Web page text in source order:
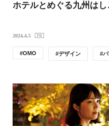
ホテルとめぐる九州は
2024.4.5
OMO デザイン